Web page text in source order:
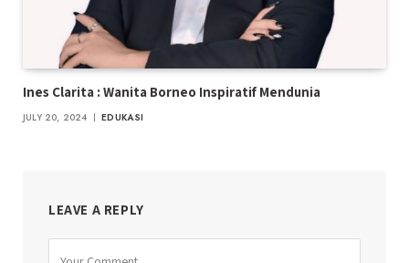
Ines Clarita : Wanita Borneo Inspiratif Mendunia
JULY 20, 2024 EDUKASI
LEAVE A REPLY